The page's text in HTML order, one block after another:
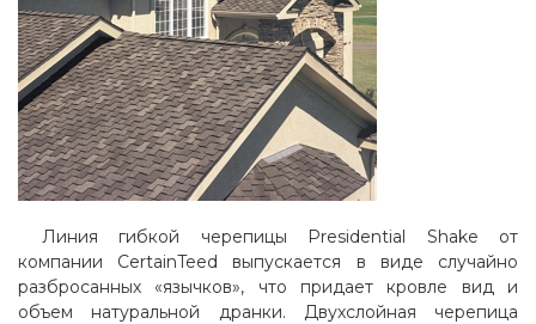
Линия гибкой черепицы Presidential Shake от
компании CertainTeed выпускается в виде случайно
разбросанных «язычков», что придает кровле вид и
объем натуральной дранки. Двухслойная черепица